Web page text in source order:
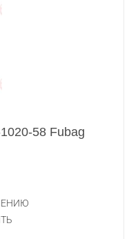
58 Fubag